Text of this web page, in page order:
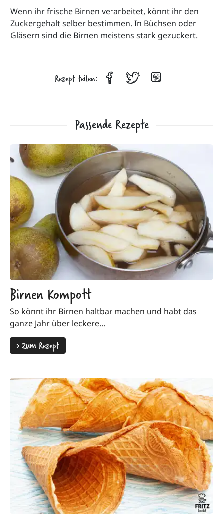
Wenn ihr frische Birnen verarbeitet, könnt ihr den
Zuckergehalt selber bestimmen. In Büchsen oder
Gläsern sind die Birnen meistens stark gezuckert.
Rezept teilen:
Passende Rezepte
Birnen Kompott
So könnt ihr Birnen haltbar machen und habt das
ganze Jahr über leckere...
>Zum Rezept